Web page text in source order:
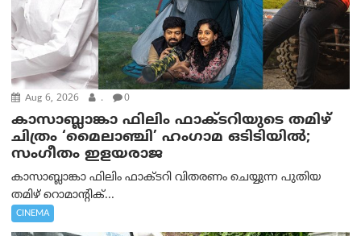
Aug 6, 2026 . 0
കാസാബ്ലാങ്കാ ഫിലിം ഫാക്ടറിയുടെ തമിഴ്
ചിത്രം ‘മൈലാഞ്ചി’ ഹംഗാമ ഒടിടിയിൽ;
സംഗീതം ഇളയരാജ
കാസാബ്ലാങ്കാ ഫിലിം ഫാക്ടറി വിതരണം ചെയ്യുന്ന പുതിയ
തമിഴ് റൊമാന്റിക്...
CINEMA